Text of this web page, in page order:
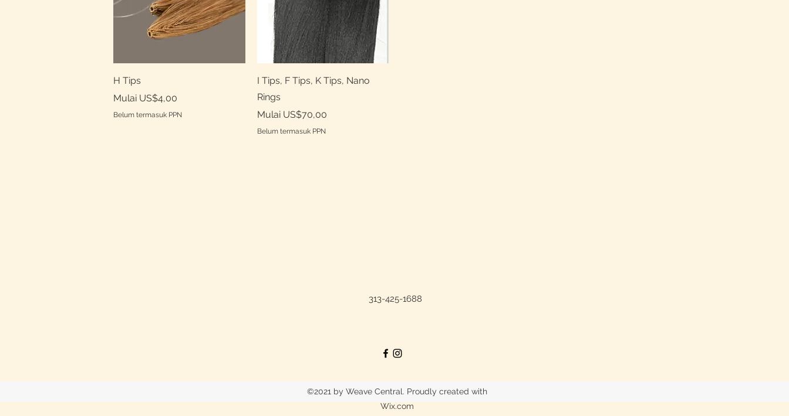
H Tips
Mulai US$4,00
Harga Promosi
Belum termasuk PPN
Tampilan Cepat
I Tips, F Tips, K Tips, Nano
Rings
Mulai US$70,00
Harga Promosi
Belum termasuk PPN
313-425-1688
©2021 by Weave Central. Proudly created with
Wix.com